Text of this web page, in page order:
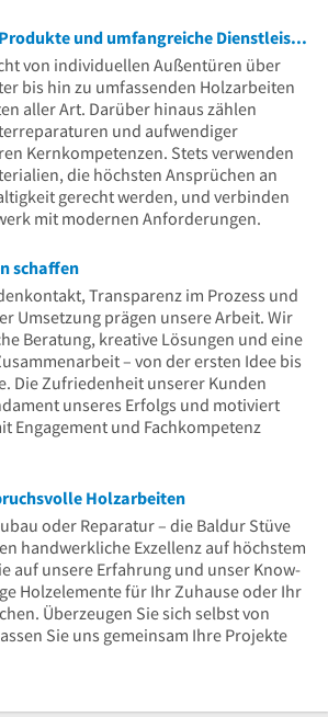
Maßgeschneiderte Produkte und umfangreiche Dienstleistungen
von individuellen Außentüren über
bis hin zu umfassenden Holzarbeiten
aller Art. Darüber hinaus zählen
und aufwendiger
Kernkompetenzen. Stets verwenden
die höchsten Ansprüchen an
gerecht werden, und verbinden
mit modernen Anforderungen.
schaffen
Transparenz im Prozess und
Umsetzung prägen unsere Arbeit. Wir
Beratung, kreative Lösungen und eine
– von der ersten Idee bis
Die Zufriedenheit unserer Kunden
unseres Erfolgs und motiviert
Engagement und Fachkompetenz
Holzarbeiten
oder Reparatur – die Baldur Stüve
handwerkliche Exzellenz auf höchstem
auf unsere Erfahrung und unser Know-
Holzelemente für Ihr Zuhause oder Ihr
Überzeugen Sie sich selbst von
Sie uns gemeinsam Ihre Projekte